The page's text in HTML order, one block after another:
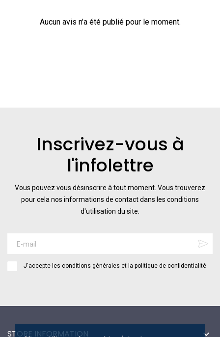
Aucun avis n'a été publié pour le moment.
Inscrivez-vous à
l'infolettre
Vous pouvez vous désinscrire à tout moment. Vous trouverez
pour cela nos informations de contact dans les conditions
d'utilisation du site.
J'accepte les conditions générales et la politique de confidentialité
STORE INFORMATION 